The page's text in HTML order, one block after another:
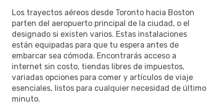
Los trayectos aéreos desde Toronto hacia Boston
parten del aeropuerto principal de la ciudad, o el
designado si existen varios. Estas instalaciones
están equipadas para que tu espera antes de
embarcar sea cómoda. Encontrarás acceso a
internet sin costo, tiendas libres de impuestos,
variadas opciones para comer y artículos de viaje
esenciales, listos para cualquier necesidad de último
minuto.